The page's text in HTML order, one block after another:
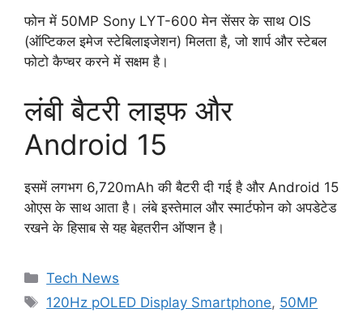
फोन में 50MP Sony LYT-600 मेन सेंसर के साथ OIS
(ऑप्टिकल इमेज स्टेबिलाइजेशन) मिलता है, जो शार्प और स्टेबल
फोटो कैप्चर करने में सक्षम है।
लंबी बैटरी लाइफ और
Android 15
इसमें लगभग 6,720mAh की बैटरी दी गई है और Android 15
ओएस के साथ आता है। लंबे इस्तेमाल और स्मार्टफोन को अपडेटेड
रखने के हिसाब से यह बेहतरीन ऑप्शन है।
Categories
Tech News
Tags
120Hz pOLED Display Smartphone, 50MP